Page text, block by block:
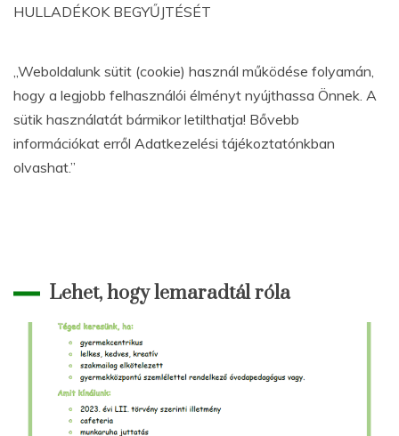
HULLADÉKOK BEGYŰJTÉSÉT
„Weboldalunk sütit (cookie) használ működése folyamán,
hogy a legjobb felhasználói élményt nyújthassa Önnek. A
sütik használatát bármikor letilthatja! Bővebb
információkat erről Adatkezelési tájékoztatónkban
olvashat.”
Lehet, hogy lemaradtál róla